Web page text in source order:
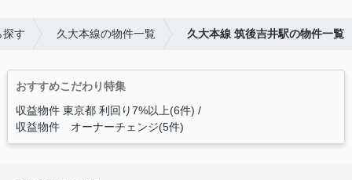
探す 久大本線の物件一覧 久大本線 筑後吉井駅の物件一覧
おすすめこだわり特集
収益物件 東京都 利回り7%以上(6件)
収益物件 オーナーチェンジ(5件)